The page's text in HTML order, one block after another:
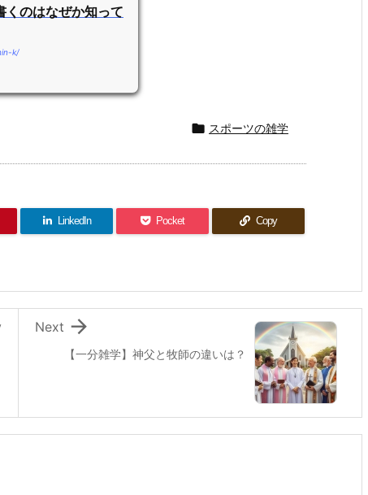
くのはなぜか知って
k/
 スポーツの雑学
LinkedIn Pocket Copy
【一分雑学】神父と牧師の違いは？

Next